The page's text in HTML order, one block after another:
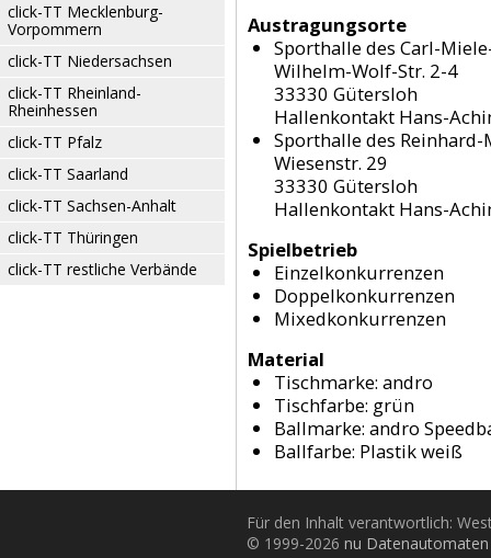
click-TT Mecklenburg-
Vorpommern
click-TT Niedersachsen
click-TT Rheinland-
Rheinhessen
click-TT Pfalz
click-TT Saarland
click-TT Sachsen-Anhalt
click-TT Thüringen
click-TT restliche Verbände
Austragungsorte
Sporthalle des Carl-
Wilhelm-Wolf-Str. 2-4
33330 Gütersloh
Hallenkontakt Hans-
Sporthalle des
Wiesenstr. 29
33330 Gütersloh
Hallenkontakt Hans-
Spielbetrieb
Einzelkonkurrenzen
Doppelkonkurrenzen
Mixedkonkurrenzen
Material
Tischmarke: andro
Tischfarbe: grün
Ballmarke: andro
Ballfarbe: Plastik weiß
Für den Inhalt verantwortlich:
© 1999-2026 nu